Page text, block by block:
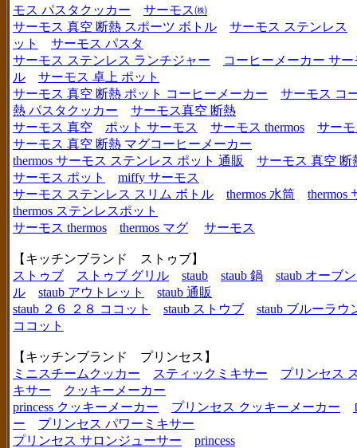
モス パスタクッカー
サーモス㈱
サーモス 真空 断熱 スポーツ ボトル
サーモス ステンレス
ット
サーモス パスタ
サーモス ステンレス ランチジャー
コーヒーメーカー サー
ル
サーモス 卓上 ポット
サーモス 真空 断熱 ポット コーヒーメーカー
サーモス コ
熱 パスタクッカー
サーモス真空 断熱
サーモス 真空
ポット サーモス サーモス thermos
サー
サーモス 真空 断熱 マグコーヒーメーカー
thermos サーモス ステンレス ポット 通販
サーモス 真空 断
サーモス ポット
miffy サーモス
サーモス ステンレス スリム ボトル
thermos 水筒
thermos
thermos ステンレスポット
サーモス thermos
thermos マグ サーモス
【キッチンブランド ストゥブ】
ストゥブ
ストゥブ グリル staub staub 鍋
staub オーブ
ル
staub アウトレット
staub 通販
staub ２６ ２８ ココット
staub ストウブ
staub ブルーラウ
ココット
【キッチンブランド プリンセス】
ミニスチームクッカー
スティックミキサー
プリンセス
キサー
クッキーメーカー
princess クッキーメーカー
プリンセス クッキーメーカー
ー
プリンセス パワーミキサー
プリンセス サロンジューサー
princess